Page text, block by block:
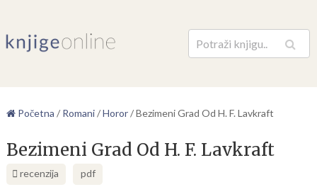
Pretraga
Početna / Romani/Horor/Bezimeni Grad Od H. F. Lavkraft
Bezimeni Grad Od H. F. Lavkraft
recenzija
pdf